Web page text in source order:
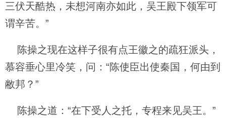
三伏天酷热，未想河南亦如此，吴王殿下领军可
谓辛苦。”
陈操之现在这样子很有点王徽之的疏狂派头，
慕容垂心里冷笑，问：“陈使臣出使秦国，何由到
敝邦？”
陈操之道：“在下受人之托，专程来见吴王。”